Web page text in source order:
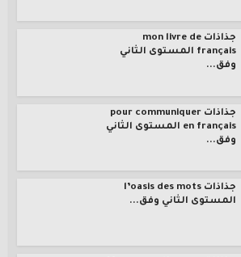
جذاذات mon livre de
français المستوى الثاني
وفق...
جذاذات pour communiquer
en français المستوى الثاني
وفق...
جذاذات l’oasis des mots
المستوى الثاني وفق...